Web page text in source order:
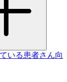
いる患者さん向